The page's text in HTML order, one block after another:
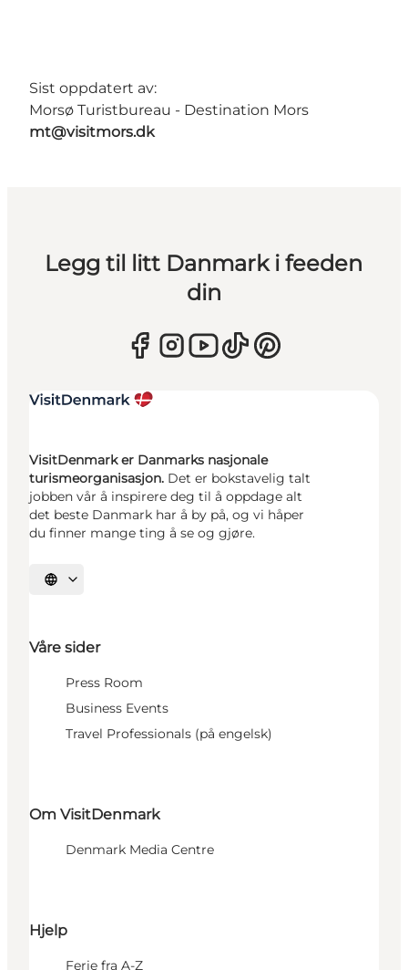
Sist oppdatert av:
Morsø Turistbureau - Destination Mors
mt@visitmors.dk
Legg til litt Danmark i feeden
din
VisitDenmark er Danmarks nasjonale
turismeorganisasjon. Det er bokstavelig talt
jobben vår å inspirere deg til å oppdage alt
det beste Danmark har å by på, og vi håper
du finner mange ting å se og gjøre.
Velg språk
Våre sider
Press Room
Business Events
Travel Professionals (på engelsk)
Om VisitDenmark
Denmark Media Centre
Hjelp
Ferie fra A-Z